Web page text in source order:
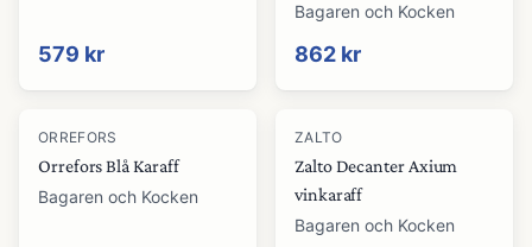
579 kr
Bagaren och Kocken
862 kr
ORREFORS
Orrefors Blå Karaff
Bagaren och Kocken
ZALTO
Zalto Decanter Axium
vinkaraff
Bagaren och Kocken